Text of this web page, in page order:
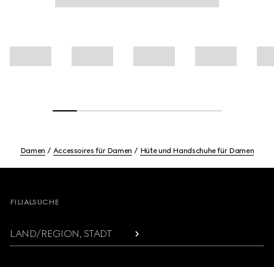
Damen Accessoires für Damen Hüte und Handschuhe für Damen
FILIALSUCHE
LAND/REGION, STADT